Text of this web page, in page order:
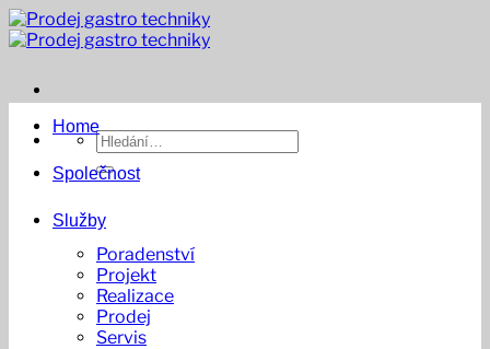
Přeskočit
na
Hledat:
Home
Společnost
Služby
Poradenství
Projekt
Realizace
Prodej
Servis